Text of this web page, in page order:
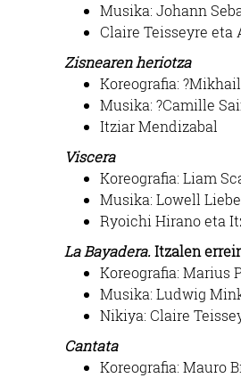
Musika: Johann
Claire Teisseyre eta
Zisnearen heriotza
Koreografia:
Musika: ?Camille
Itziar Mendizabal
Viscera
Koreografia: Liam
Musika: Lowell
Ryoichi Hirano eta
La Bayadera.Itzalen
Koreografia: Marius
Musika: Ludwig
Nikiya: Claire
Cantata
Koreografia: Mauro